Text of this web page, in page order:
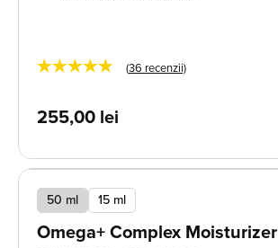
★★★★★ (36 recenzii)
255,00 lei
50 ml 15 ml
Omega+ Complex Moisturizer